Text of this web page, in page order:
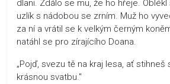
dlani. Zdálo se mu, že ho hřeje.
uzlík s nádobou se zrním. Muž ho
za ní a vrátil se k velkým černým
natáhl se pro zírajícího Doana.
„Pojď, svezu tě na kraj lesa, ať
krásnou svatbu."